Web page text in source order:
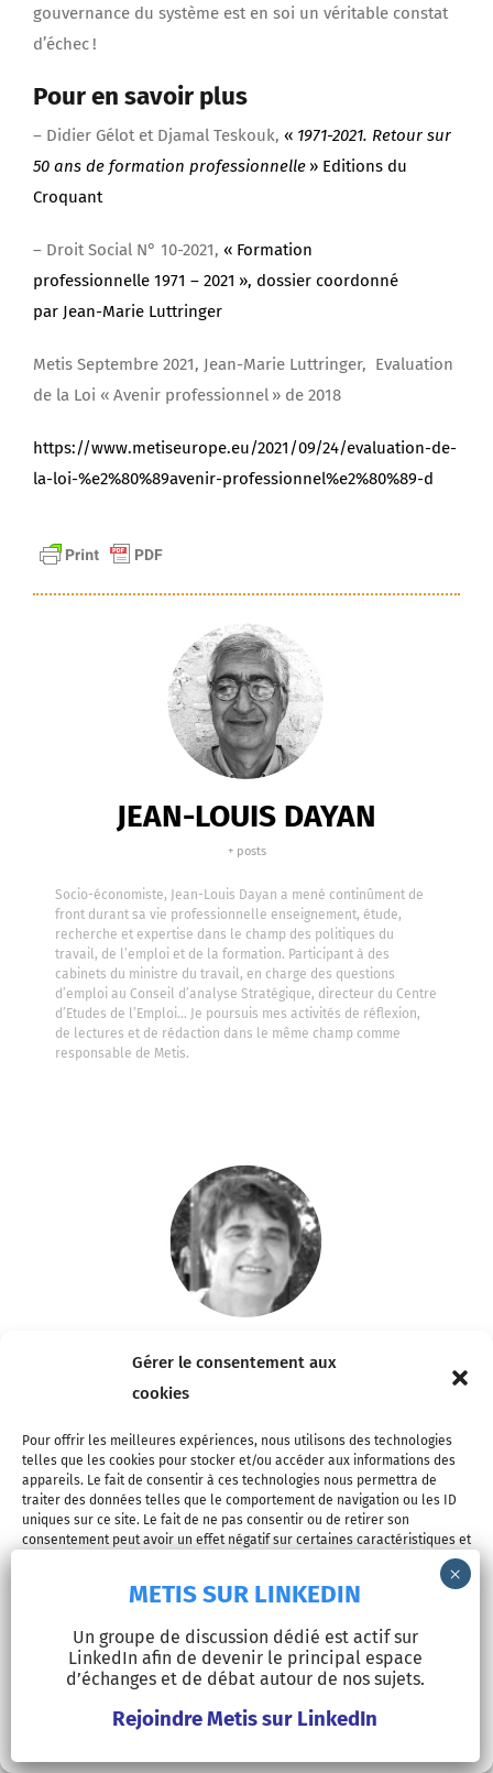
Gérer le consentement aux
cookies
Pour offrir les meilleures expériences, nous utilisons des technologies
telles que les cookies pour stocker et/ou accéder aux informations des
appareils. Le fait de consentir à ces technologies nous permettra de
traiter des données telles que le comportement de navigation ou les ID
uniques sur ce site. Le fait de ne pas consentir ou de retirer son
consentement peut avoir un effet négatif sur certaines caractéristiques et
Refuser
Voir les préférences
gouvernance du système est en soi un véritable constat
d’échec !
Pour en savoir plus
– Didier Gélot et Djamal Teskouk, « 1971-2021. Retour sur
50 ans de formation professionnelle » Editions du
Croquant
– Droit Social N° 10-2021, « Formation
professionnelle 1971 – 2021 », dossier coordonné
par Jean-Marie Luttringer
Metis Septembre 2021, Jean-Marie Luttringer, Evaluation
de la Loi « Avenir professionnel » de 2018
https://www.metiseurope.eu/2021/09/24/evaluation-de-
la-loi-%e2%80%89avenir-professionnel%e2%80%89-d
JEAN-LOUIS DAYAN
+ posts
Socio-économiste, Jean-Louis Dayan a mené continûment de
front durant sa vie professionnelle enseignement, étude,
recherche et expertise dans le champ des politiques du
travail, de l’emploi et de la formation. Participant à des
cabinets du ministre du travail, en charge des questions
d’emploi au Conseil d’analyse Stratégique, directeur du Centre
d’Etudes de l’Emploi… Je poursuis mes activités de réflexion,
de lectures et de rédaction dans le même champ comme
responsable de Metis.
MICHÈLE TALLARD
Sociologue, chercheure CNRS honoraire, j’ai mené mes
activités au sein de l’IRISSO (Institut de recherche
interdisciplinaire en sciences sociales) à l’Université Paris-
Dauphine-PSL. J’y reste associée et depuis mi-2019, je suis
également associée à l’IRES. Mes travaux ont porté sur les
transformations réciproques de l’action publique et de la
négociation collective, en particulier dans le domaine de la
décembre 2018, j’ai présidé, en tant que personnalité
professionnelle (CNEFP), instance d’évaluation qui relevait de
la sphère paritaire.
Je poursuis, dans ces divers cadres, ainsi qu’au sein de Metis,
une veille sur les mutations des relations collectives de
travail depuis le début des années 2000 qui me conduit à
participer à des collectifs de recherche sur cet objet.
METIS SUR LINKEDIN
Un groupe de discussion dédié est actif sur
LinkedIn afin de devenir le principal espace
d’échanges et de débat autour de nos sujets.
Rejoindre Metis sur LinkedIn